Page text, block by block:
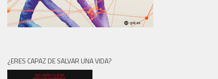
¿ERES CAPAZ DE SALVAR UNA VIDA?